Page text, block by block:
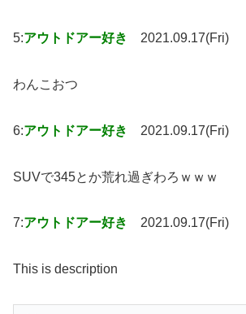
5:アウトドアー好き 2021.09.17(Fri)
わんこおつ
6:アウトドアー好き 2021.09.17(Fri)
SUVで345とか荒れ過ぎわろｗｗｗ
7:アウトドアー好き 2021.09.17(Fri)
This is description